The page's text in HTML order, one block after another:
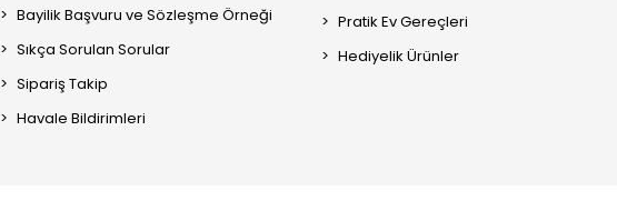
Bayilik Başvuru ve Sözleşme Örneği
Sıkça Sorulan Sorular
Sipariş Takip
Havale Bildirimleri
Pratik Ev Gereçleri
Hediyelik Ürünler